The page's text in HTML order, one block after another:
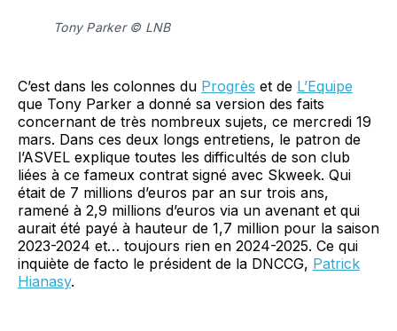
Tony Parker © LNB
C’est dans les colonnes du Progrès et de L’Equipe
que Tony Parker a donné sa version des faits
concernant de très nombreux sujets, ce mercredi 19
mars. Dans ces deux longs entretiens, le patron de
l’ASVEL explique toutes les difficultés de son club
liées à ce fameux contrat signé avec Skweek. Qui
était de 7 millions d’euros par an sur trois ans,
ramené à 2,9 millions d’euros via un avenant et qui
aurait été payé à hauteur de 1,7 million pour la saison
2023-2024 et… toujours rien en 2024-2025. Ce qui
inquiète de facto le président de la DNCCG, Patrick
Hianasy.